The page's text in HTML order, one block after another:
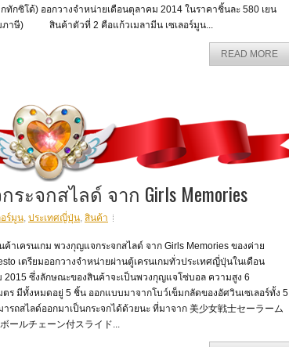
ทักซิโด้) ออกวางจำหน่ายเดือนตุลาคม 2014 ในราคาชิ้นละ 580 เยน
ภาษี) สินค้าตัวที่ 2 คือแก้วเมลามีน เซเลอร์มูน...
READ MORE
จกสไลด์ จาก Girls Memories
อร์มูน, ประเทศญี่ปุ่น, สินค้า
ครนเกม พวงกุญแจกระจกสไลด์ จาก Girls Memories ของค่าย
เตรียมออกวางจำหน่ายผ่านตู้เครนเกมทั่วประเทศญี่ปุ่นในเดือน
2015 ซึ่งลักษณะของสินค้าจะเป็นพวงกุญแจโซ่บอล ความสูง 6
ตร มีทั้งหมดอยู่ 5 ชิ้น ออกแบบมาจากโบว์เข็มกลัดของอัศวินเซเลอร์ทั้ง 5
ารถสไลด์ออกมาเป็นกระจกได้ด้วยนะ ที่มาจาก 美少女戦士セーラーム
ールチェーン付スライド...